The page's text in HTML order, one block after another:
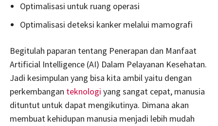
Optimalisasi untuk ruang operasi
Optimalisasi deteksi kanker melalui mamografi
Begitulah paparan tentang Penerapan dan Manfaat
Artificial Intelligence (AI) Dalam Pelayanan Kesehatan.
Jadi kesimpulan yang bisa kita ambil yaitu dengan
perkembangan teknologi yang sangat cepat, manusia
dituntut untuk dapat mengikutinya. Dimana akan
membuat kehidupan manusia menjadi lebih mudah